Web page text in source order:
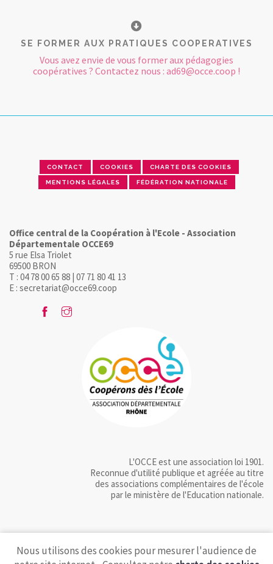
SE FORMER AUX PRATIQUES COOPERATIVES
Vous avez envie de vous former aux pédagogies
coopératives ? Contactez nous : ad69@occe.coop !
CONTACT COOKIES CHARTE DES COOKIES
MENTIONS LÉGALES FÉDÉRATION NATIONALE
Office central de la Coopération à l'Ecole - Association
Départementale OCCE69
5 rue Elsa Triolet
69500 BRON
T : 04 78 00 65 88 | 07 71 80 41 13
E : secretariat@occe69.coop
L'OCCE est une association loi 1901.
Reconnue d'utilité publique et agréée au titre
des associations complémentaires de l'école
par le ministère de l'Education nationale.
Nous utilisons des cookies pour mesurer l'audience de